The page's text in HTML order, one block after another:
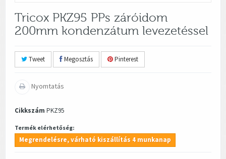
Tricox PKZ95 PPs záróidom
200mm kondenzátum levezetéssel
Tweet Megosztás Pinterest
Nyomtatás
Cikkszám PKZ95
Termék elérhetőség:
Megrendelésre, várható kiszállítás 4 munkanap